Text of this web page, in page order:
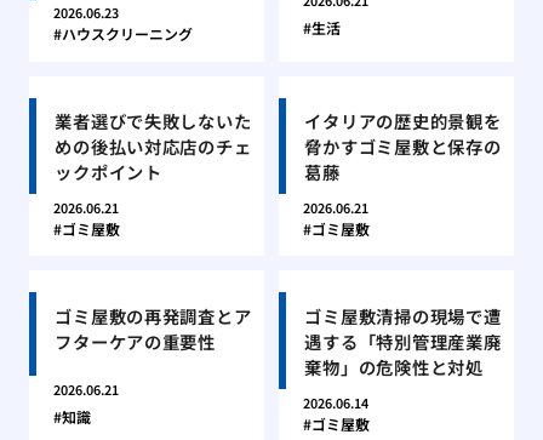
2026.06.23
ハウスクリーニング 生活
業者選びで失敗しないた
めの後払い対応店のチェ
ックポイント
2026.06.21
ゴミ屋敷
イタリアの歴史的景観を
脅かすゴミ屋敷と保存の
葛藤
2026.06.21
ゴミ屋敷
ゴミ屋敷の再発調査とア
フターケアの重要性
2026.06.21
知識
ゴミ屋敷清掃の現場で遭
遇する「特別管理産業廃
棄物」の危険性と対処
2026.06.14
ゴミ屋敷